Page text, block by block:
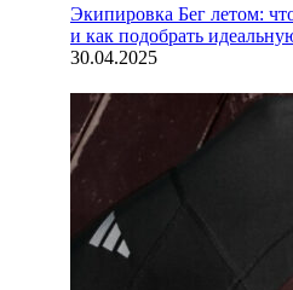
Экипировка Бег летом:
и как подобрать
30.04.2025